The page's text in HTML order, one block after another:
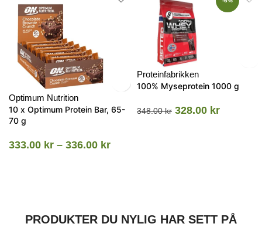
Optimum Nutrition
10 x Optimum Protein Bar, 65-
70 g
333.00 kr – 336.00 kr
Proteinfabrikken
100% Myseprotein 1000 g
348.00kr 328.00 kr
PRODUKTER DU NYLIG HAR SETT PÅ